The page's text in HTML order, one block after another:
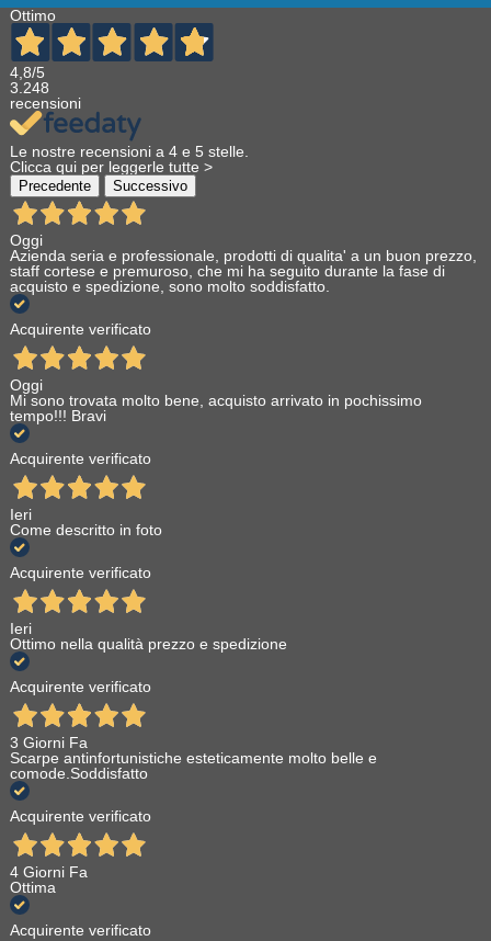
Ottimo
4,8/5
3.248
recensioni
Le nostre recensioni a 4 e 5 stelle.
Clicca qui per leggerle tutte >
Precedente Successivo
Oggi
Azienda seria e professionale, prodotti di qualita' a un buon prezzo,
staff cortese e premuroso, che mi ha seguito durante la fase di
acquisto e spedizione, sono molto soddisfatto.
Acquirente verificato
Oggi
Mi sono trovata molto bene, acquisto arrivato in pochissimo
tempo!!! Bravi
Acquirente verificato
Ieri
Come descritto in foto
Acquirente verificato
Ieri
Ottimo nella qualità prezzo e spedizione
Acquirente verificato
3 Giorni Fa
Scarpe antinfortunistiche esteticamente molto belle e
comode.Soddisfatto
Acquirente verificato
4 Giorni Fa
Ottima
Acquirente verificato